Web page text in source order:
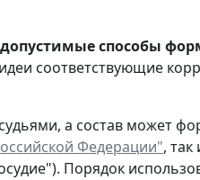
способы
соответствующие
а состав может
Федерации",
Порядок